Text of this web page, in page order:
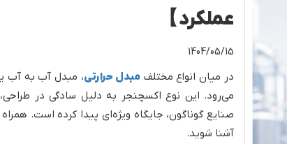
عملکرد】
1404/05/15
در میان انواع مختلفمبدل‌ حرارتی، مبدل آب به آب
می‌رود. این نوع اکسچنجر به دلیل سادگی در طراحی،
صنایع گوناگون، جایگاه ویژه‌ای پیدا کرده است.
آشنا شوید.